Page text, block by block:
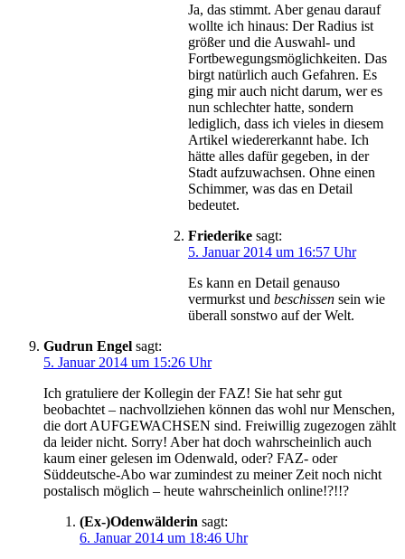
Ja, das stimmt. Aber genau darauf
wollte ich hinaus: Der Radius ist
größer und die Auswahl- und
Fortbewegungsmöglichkeiten. Das
birgt natürlich auch Gefahren. Es
ging mir auch nicht darum, wer es
nun schlechter hatte, sondern
lediglich, dass ich vieles in diesem
Artikel wiedererkannt habe. Ich
hätte alles dafür gegeben, in der
Stadt aufzuwachsen. Ohne einen
Schimmer, was das en Detail
bedeutet.
Friederike sagt:
5. Januar 2014 um 16:57 Uhr
Es kann en Detail genauso
vermurkst und beschissen sein wie
überall sonstwo auf der Welt.
Gudrun Engel sagt:
5. Januar 2014 um 15:26 Uhr
Ich gratuliere der Kollegin der FAZ! Sie hat sehr gut
beobachtet – nachvollziehen können das wohl nur Menschen,
die dort AUFGEWACHSEN sind. Freiwillig zugezogen zählt
da leider nicht. Sorry! Aber hat doch wahrscheinlich auch
kaum einer gelesen im Odenwald, oder? FAZ- oder
Süddeutsche-Abo war zumindest zu meiner Zeit noch nicht
postalisch möglich – heute wahrscheinlich online!?!!?
(Ex-)Odenwälderin sagt:
6. Januar 2014 um 18:46 Uhr